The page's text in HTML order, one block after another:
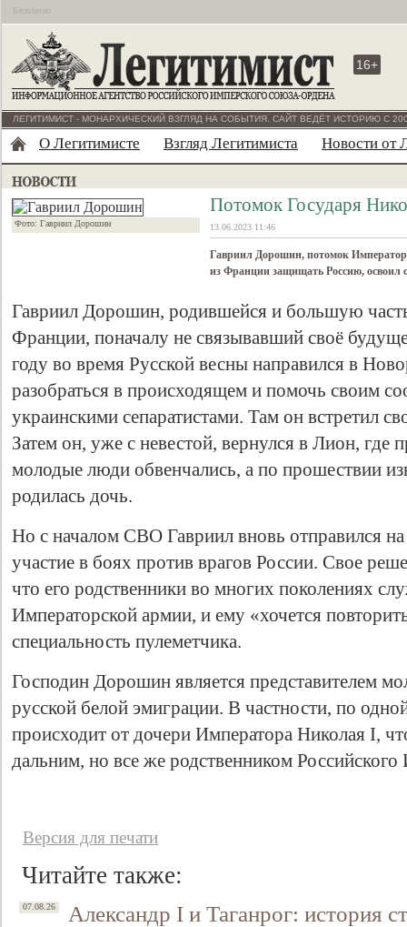
Бесплатно
16+
ЛЕГИТИМИСТ - МОНАРХИЧЕСКИЙ ВЗГЛЯД НА СОБЫТИЯ. САЙТ ВЕДЁТ ИСТОРИЮ С
О Легитимисте Взгляд Легитимиста Новости от
Фото: Гавриил Дорошин
Потомок Государя
13.06.2023 11:46
Гавриил Дорошин, потомок
из Франции защищать Россию, освоил
Гавриил Дорошин, родившейся и большую
Франции, поначалу не связывавший своё
году во время Русской весны направился в
разобраться в происходящем и помочь своим
украинскими сепаратистами. Там он встретил
Затем он, уже с невестой, вернулся в Лион,
молодые люди обвенчались, а по прошествии
родилась дочь.
Но с началом СВО Гавриил вновь отправился
участие в боях против врагов России. Свое
что его родственники во многих поколениях
Императорской армии, и ему «хочется
специальность пулеметчика.
Господин Дорошин является представителем
русской белой эмиграции. В частности, по
происходит от дочери Императора Николая I,
дальним, но все же родственником
Версия для печати
Читайте также:
07.08.26 Александр I и Таганрог: история